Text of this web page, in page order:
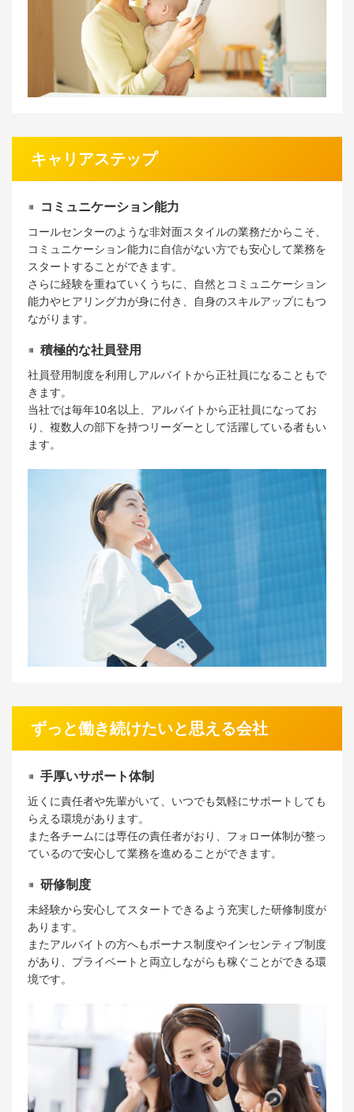
キャリアステップ
コミュニケーション能力
コールセンターのような非対面スタイルの業務だからこそ、
コミュニケーション能力に自信がない方でも安心して業務を
スタートすることができます。
さらに経験を重ねていくうちに、自然とコミュニケーション
能力やヒアリング力が身に付き、自身のスキルアップにもつ
ながります。
積極的な社員登用
社員登用制度を利用しアルバイトから正社員になることもで
きます。
当社では毎年10名以上、アルバイトから正社員になってお
り、複数人の部下を持つリーダーとして活躍している者もい
ます。
ずっと働き続けたいと思える会社
手厚いサポート体制
近くに責任者や先輩がいて、いつでも気軽にサポートしても
らえる環境があります。
また各チームには専任の責任者がおり、フォロー体制が整っ
ているので安心して業務を進めることができます。
研修制度
未経験から安心してスタートできるよう充実した研修制度が
あります。
またアルバイトの方へもボーナス制度やインセンティブ制度
があり、プライベートと両立しながらも稼ぐことができる環
境です。